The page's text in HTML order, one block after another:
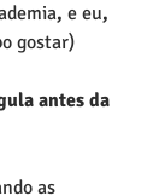
, e eu,
gostar)
antes da
as